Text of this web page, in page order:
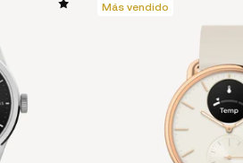
Más vendido